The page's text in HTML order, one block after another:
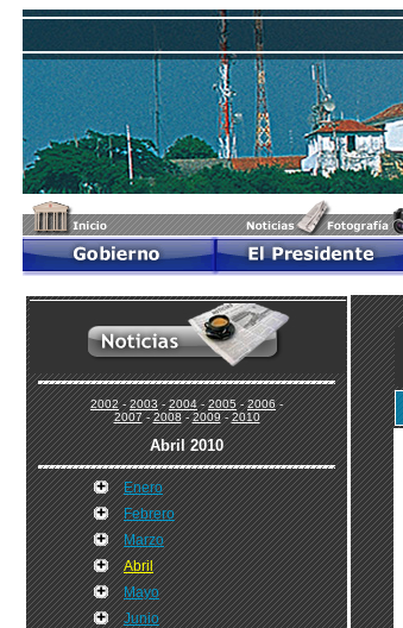
2002-2003-2004-2005-2006-
2007-2008-2009-2010
Abril 2010
Enero
Febrero
Marzo
Abril
Mayo
Junio